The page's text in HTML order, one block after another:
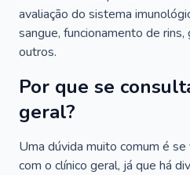
avaliação do sistema
sangue, funcionamento de
outros.
Por que se
geral?
Uma dúvida muito comum é
com o clínico geral, já que há